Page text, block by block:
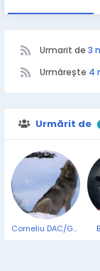
Urmarit de 3
Urmărește 4
Urmărit de
Corneliu DAC/GET